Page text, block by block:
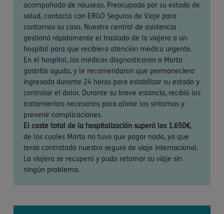
acompañado de náuseas. Preocupada por su estado de
salud, contactó con ERGO Seguros de Viaje para
contarnos su caso. Nuestra central de asistencia
gestionó rápidamente el traslado de la viajera a un
hospital para que recibiera atención médica urgente.
En el hospital, los médicos diagnosticaron a Marta
gastritis aguda, y le recomendaron que permaneciera
ingresada durante 24 horas para estabilizar su estado y
controlar el dolor. Durante su breve estancia, recibió los
tratamientos necesarios para aliviar los síntomas y
prevenir complicaciones.
El coste total de la hospitalización superó los 1.650€,
de los cuales Marta no tuvo que pagar nada, ya que
tenía contratado nuestro seguro de viaje internacional.
La viajera se recuperó y pudo retomar su viaje sin
ningún problema.